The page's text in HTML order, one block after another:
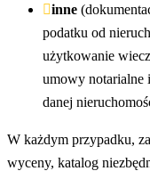
inne
podatku od
użytkowanie
umowy notarialne
danej
W każdym przypadku,
wyceny, katalog